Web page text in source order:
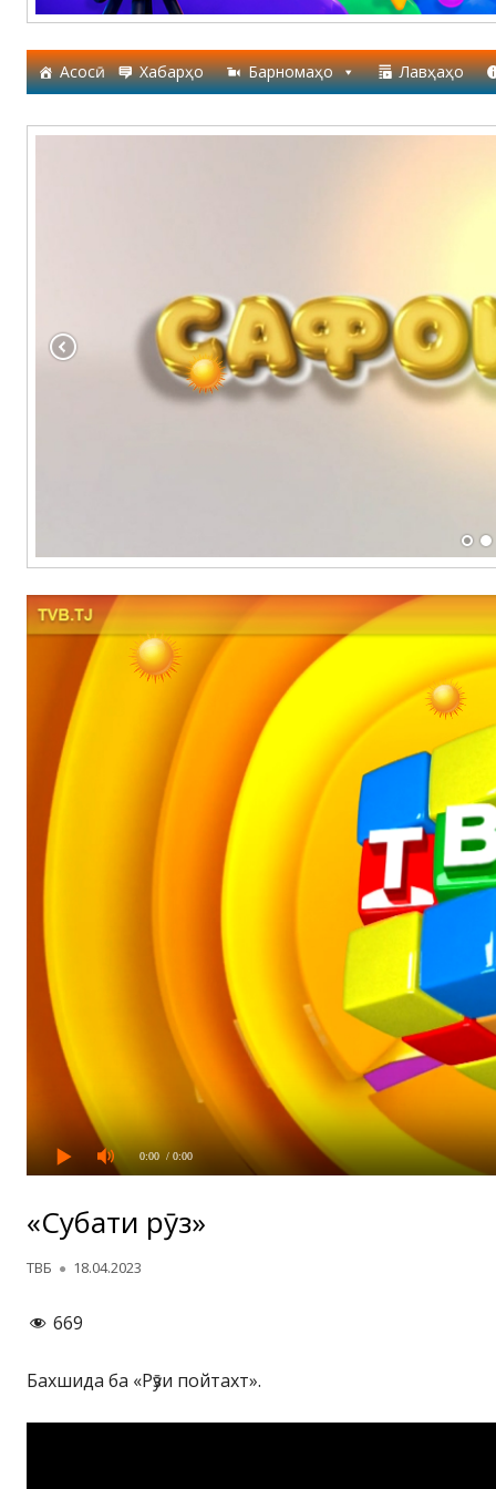
Асосӣ Хабарҳо Барномаҳо Лавҳаҳо
0:00 / 0:00
«Суҳбати рӯз»
Автор
ТВБ Опубликовано
18.04.2023
669
Бахшида ба «Рӯзи пойтахт».